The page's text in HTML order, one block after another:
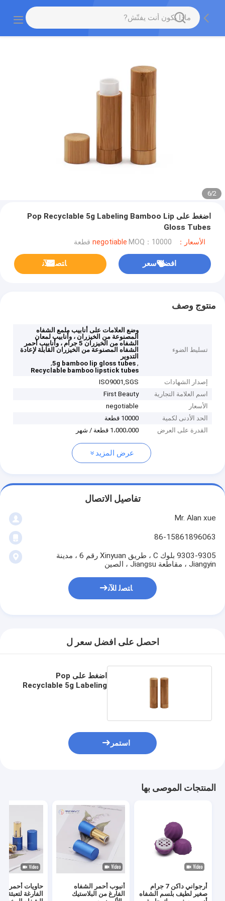
2
/
6
اضغط على Pop Recyclable 5g Labeling Bamboo Lip
Gloss Tubes
الأسعار：negotiable MOQ：10000 قطعة
افضل سعر ﺎﺘﺼﻟ ﺍﻶﻧ
منتوج وصف
تسليط الضوء
وضع العلامات على أنابيب ملمع الشفاه
المصنوعة من الخيزران ، وأنابيب لمعان
الشفاه من الخيزران 5 جرام ، وأنابيب أحمر
الشفاه المصنوعة من الخيزران القابلة لإعادة
التدوير
,
5g bamboo lip gloss tubes
,
Recyclable bamboo lipstick tubes
إصدار الشهادات
ISO9001,SGS
اسم العلامة التجارية
First Beauty
الأسعار
negotiable
الحد الأدنى لكمية
10000 قطعة
القدرة على العرض
1،000،000 قطعة / شهر
عرض المزيد
تفاصيل الاتصال
Mr. Alan xue
86-15861896063
9303-9305 بلوك C ، طريق Xinyuan رقم 6 ، مدينة
Jiangyin ، مقاطعة Jiangsu ، الصين
ﺎﺘﺼﻟ ﺍﻶﻧ
احصل على افضل سعر ل
اضغط على Pop
Recyclable 5g Labeling
استمر
المنتجات الموصى بها
أرجواني داكن 7 جرام
صغير لطيف بلسم الشفاه
أنبوب أحمر الشفاه
الفارغ من البلاستيك
حاويات أحمر
الفارغة لتعبئة